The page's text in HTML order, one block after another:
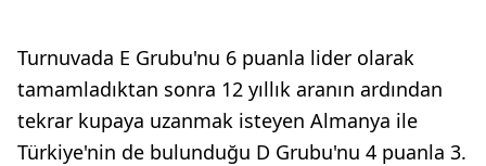
Turnuvada E Grubu'nu 6 puanla lider olarak
tamamladıktan sonra 12 yıllık aranın ardından
tekrar kupaya uzanmak isteyen Almanya ile
Türkiye'nin de bulunduğu D Grubu'nu 4 puanla 3.